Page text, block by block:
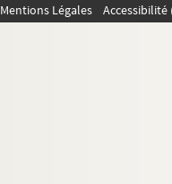
Mentions Légales